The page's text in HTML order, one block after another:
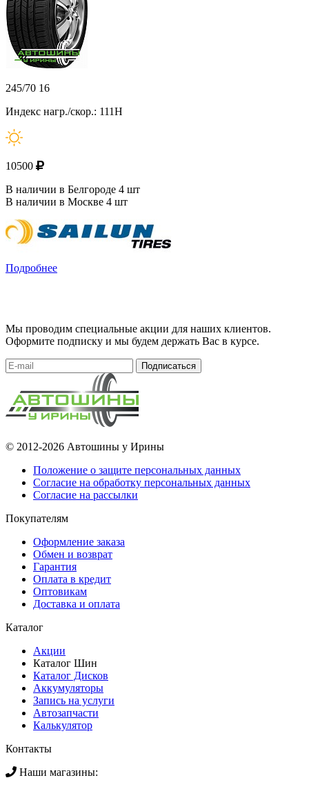
245/70 16
Индекс нагр./скор.: 111H
10500
В наличии в Белгороде 4 шт
В наличии в Москве 4 шт
Подробнее
Мы проводим специальные акции для наших клиентов.
Оформите подписку и мы будем держать Вас в курсе.
Подписаться
© 2012-2026 Автошины у Ирины
Положение о защите персональных данных
Согласие на обработку персональных данных
Согласие на рассылки
Покупателям
Оформление заказа
Обмен и возврат
Гарантия
Оплата в кредит
Оптовикам
Доставка и оплата
Каталог
Акции
Каталог Шин
Каталог Дисков
Аккумуляторы
Запись на услуги
Автозапчасти
Калькулятор
Контакты
Наши магазины: